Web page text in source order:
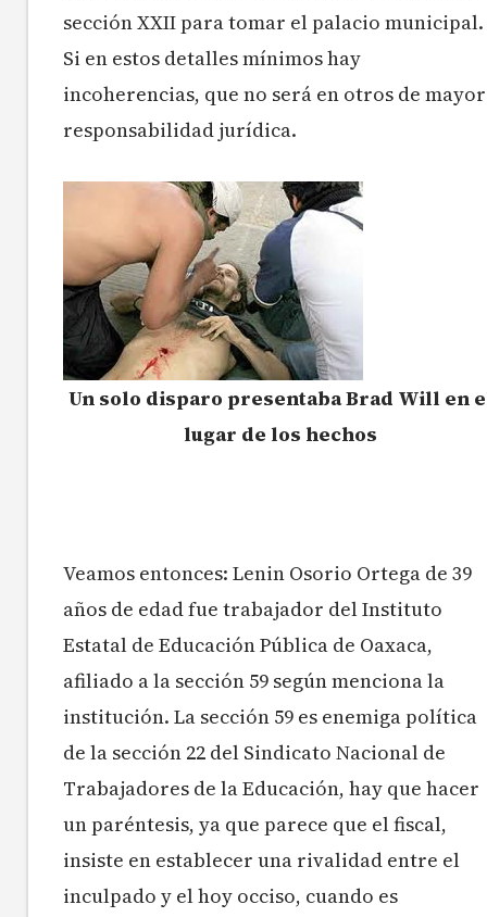
sección XXII para tomar el palacio municipal.
Si en estos detalles mínimos hay
incoherencias, que no será en otros de mayor
responsabilidad jurídica.
Un solo disparo presentaba Brad Will en
lugar de los hechos
Veamos entonces: Lenin Osorio Ortega de 39
años de edad fue trabajador del Instituto
Estatal de Educación Pública de Oaxaca,
afiliado a la sección 59 según menciona la
institución. La sección 59 es enemiga política
de la sección 22 del Sindicato Nacional de
Trabajadores de la Educación, hay que hacer
un paréntesis, ya que parece que el fiscal,
insiste en establecer una rivalidad entre el
inculpado y el hoy occiso, cuando es